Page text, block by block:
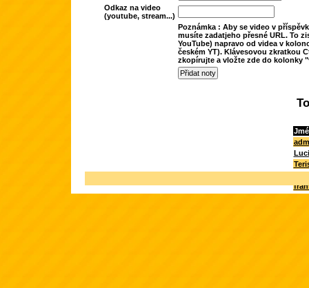
Odkaz na video
(youtube, stream...)
Poznámka : Aby se video v
musíte zadatjeho přesné URL. To
YouTube) napravo od videa v
českém YT). Klávesovou zkratkou
zkopírujte a vložte zde do kolonky